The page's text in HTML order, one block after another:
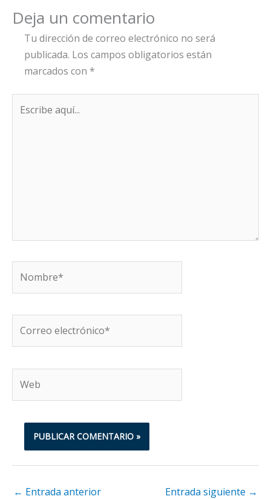
Deja un comentario
Tu dirección de correo electrónico no será
publicada. Los campos obligatorios están
marcados con *
aquí...
electrónico*
← Entrada anterior Entrada siguiente →